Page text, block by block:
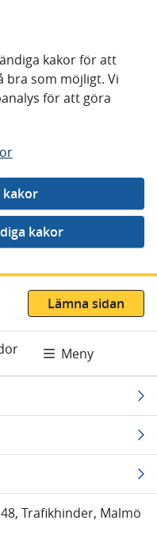
kakor för att
bra som möjligt. Vi
för att göra
Lämna sidan
Meny
Trafikhinder, Malmö